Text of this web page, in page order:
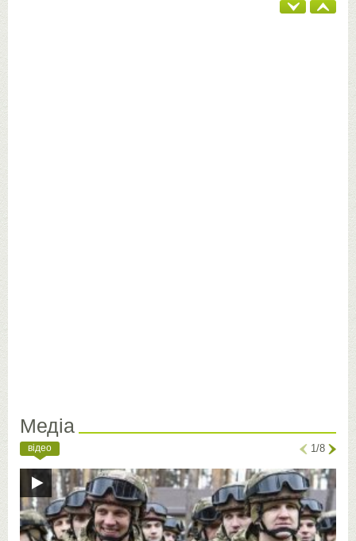
Медіа
відео 1/8